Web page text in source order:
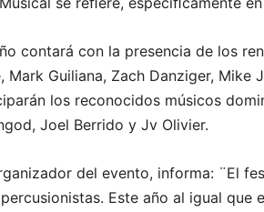
contará con la presencia de los
Guiliana, Zach Danziger, Mike
los reconocidos músicos
Joel Berrido y Jv Olivier.
del evento, informa: ¨El
Este año al igual que